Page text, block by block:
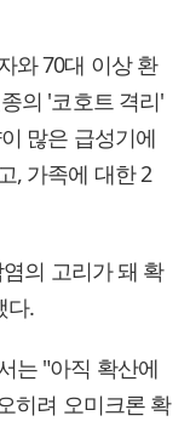
와 70대 이상 환
의 '코호트 격리'
많은 급성기에
, 가족에 대한 2
의 고리가 돼 확
다.
는 "아직 확산에
히려 오미크론 확